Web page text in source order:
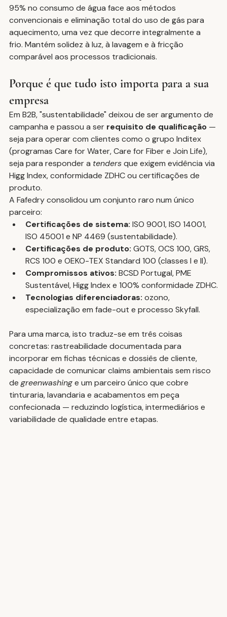
95% no consumo de água face aos métodos
convencionais e eliminação total do uso de gás para
aquecimento, uma vez que decorre integralmente a
frio. Mantém solidez à luz, à lavagem e à fricção
comparável aos processos tradicionais.
Porque é que tudo isto importa para a sua
empresa
Em B2B, "sustentabilidade" deixou de ser argumento de
campanha e passou a ser requisito de qualificação —
seja para operar com clientes como o grupo Inditex
(programas Care for Water, Care for Fiber e Join Life),
seja para responder a tenders que exigem evidência via
Higg Index, conformidade ZDHC ou certificações de
produto.
A Fafedry consolidou um conjunto raro num único
parceiro:
Certificações de sistema: ISO 9001, ISO 14001,
ISO 45001 e NP 4469 (sustentabilidade).
Certificações de produto: GOTS, OCS 100, GRS,
RCS 100 e OEKO-TEX Standard 100 (classes I e II).
Compromissos ativos: BCSD Portugal, PME
Sustentável, Higg Index e 100% conformidade ZDHC.
Tecnologias diferenciadoras: ozono,
especialização em fade-out e processo Skyfall.
Para uma marca, isto traduz-se em três coisas
concretas: rastreabilidade documentada para
incorporar em fichas técnicas e dossiês de cliente,
capacidade de comunicar claims ambientais sem risco
de greenwashing e um parceiro único que cobre
tinturaria, lavandaria e acabamentos em peça
confecionada — reduzindo logística, intermediários e
variabilidade de qualidade entre etapas.